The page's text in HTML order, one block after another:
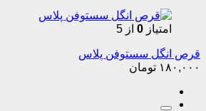
امتیاز 0 از 5
قرص انگل سستوفن پلاس
۱۸۰,۰۰۰ تومان